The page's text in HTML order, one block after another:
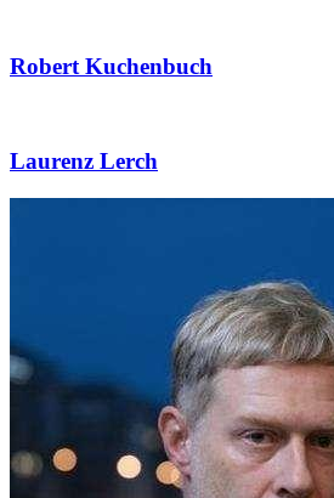
Robert Kuchenbuch
Laurenz Lerch